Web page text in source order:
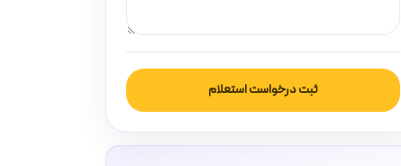
ثبت درخواست استعلام